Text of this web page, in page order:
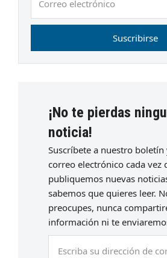
electrónico
Suscribirse
¡No te pierdas
noticia!
Suscríbete a nuestro boletín
correo electrónico cada vez
publiquemos nuevas
sabemos que quieres leer.
preocupes, nunca
información ni te